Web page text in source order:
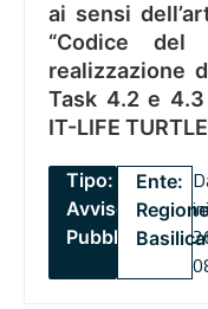
ai sensi
“Codice
realizzazione
Task 4.2 e 4.3
IT-LIFE
Tipo:
Avviso
Pubblico
Ente:
Regione